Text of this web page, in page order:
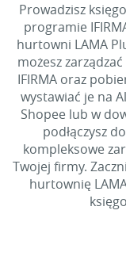
Prowadzisz
programie
hurtowni LAMA
możesz
IFIRMA oraz
wystawiać je na
Shopee lub w
podłączysz
kompleksowe
Twojej firmy.
hurtownię